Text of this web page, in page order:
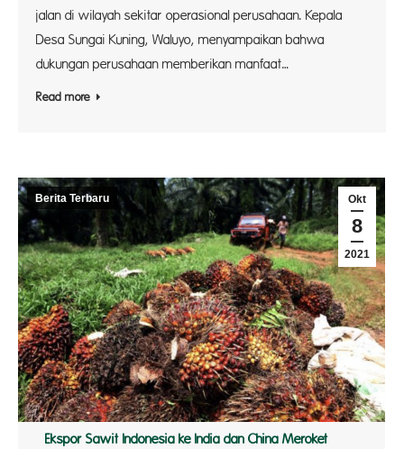
jalan di wilayah sekitar operasional perusahaan. Kepala
Desa Sungai Kuning, Waluyo, menyampaikan bahwa
dukungan perusahaan memberikan manfaat…
Read more
Okt
8
2021
Berita Terbaru
Ekspor Sawit Indonesia ke India dan China Meroket